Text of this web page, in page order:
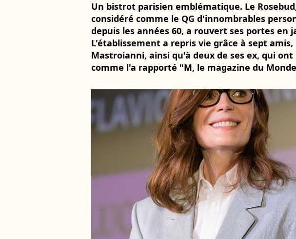
Un bistrot parisien emblématique. Le
considéré comme le QG d'innombrables
depuis les années 60, a rouvert ses portes en
L'établissement a repris vie grâce à sept
Mastroianni, ainsi qu'à deux de ses ex, qui ont
comme l'a rapporté "M, le magazine du